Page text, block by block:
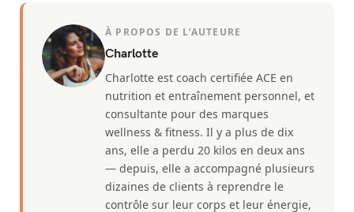
À PROPOS DE L’AUTEURE
Charlotte
Charlotte est coach certifiée ACE en
nutrition et entraînement personnel, et
consultante pour des marques
wellness & fitness. Il y a plus de dix
ans, elle a perdu 20 kilos en deux ans
— depuis, elle a accompagné plusieurs
dizaines de clients à reprendre le
contrôle sur leur corps et leur énergie,